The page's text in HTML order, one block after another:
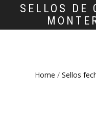
SELLOS DE
Home / Sellos